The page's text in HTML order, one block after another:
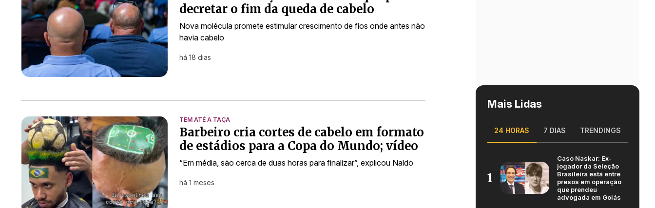
decretar o fim da queda de cabelo
Nova molécula promete estimular crescimento de fios onde antes não
havia cabelo
há 18 dias
TEM ATÉ A TAÇA
Barbeiro cria cortes de cabelo em formato
de estádios para a Copa do Mundo; vídeo
“Em média, são cerca de duas horas para finalizar”, explicou Naldo
há 1 meses
Mais Lidas
24 HORAS 7 DIAS TRENDINGS
1
Caso Naskar: Ex-
jogador da Seleção
Brasileira está entre
presos em operação
que prendeu
advogada em Goiás